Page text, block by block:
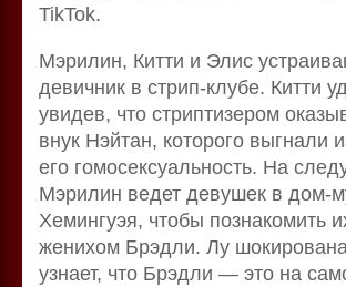
TikTok.
Мэрилин, Китти и Элис
девичник в стрип-клубе. Китти
увидев, что стриптизером
внук Нэйтан, которого выгнали
его гомосексуальность. На
Мэрилин ведет девушек в дом-
Хемингуэя, чтобы познакомить
женихом Брэдли. Лу
узнает, что Брэдли — это на